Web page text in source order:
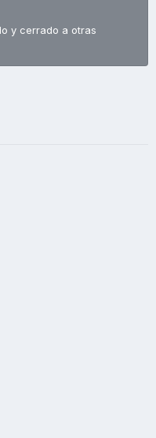
y cerrado a otras